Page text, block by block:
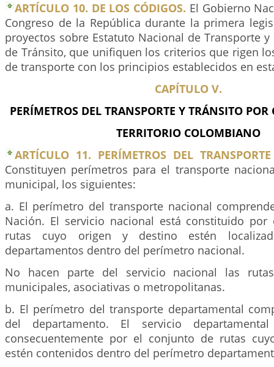
ARTÍCULO 10. DE LOS CÓDIGOS. El Gobierno
Congreso de la República durante la primera
proyectos sobre Estatuto Nacional de Transporte
de Tránsito, que unifiquen los criterios que rigen
de transporte con los principios establecidos en
CAPÍTULO V.
PERÍMETROS DEL TRANSPORTE Y TRÁNSITO POR
TERRITORIO COLOMBIANO
ARTÍCULO 11. PERÍMETROS DEL
Constituyen perímetros para el transporte
municipal, los siguientes:
a. El perímetro del transporte nacional
Nación. El servicio nacional está constituido
rutas cuyo origen y destino estén
departamentos dentro del perímetro nacional.
No hacen parte del servicio nacional las rutas
municipales, asociativas o metropolitanas.
b. El perímetro del transporte departamental
del departamento. El servicio
consecuentemente por el conjunto de rutas
estén contenidos dentro del perímetro